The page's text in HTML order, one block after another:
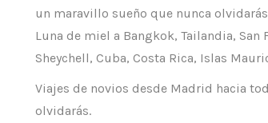
un maravillo sueño que nunca
Luna de miel a Bangkok, Tailandia, San
Sheychell, Cuba, Costa Rica, Islas
Viajes de novios desde Madrid hacia
olvidarás.